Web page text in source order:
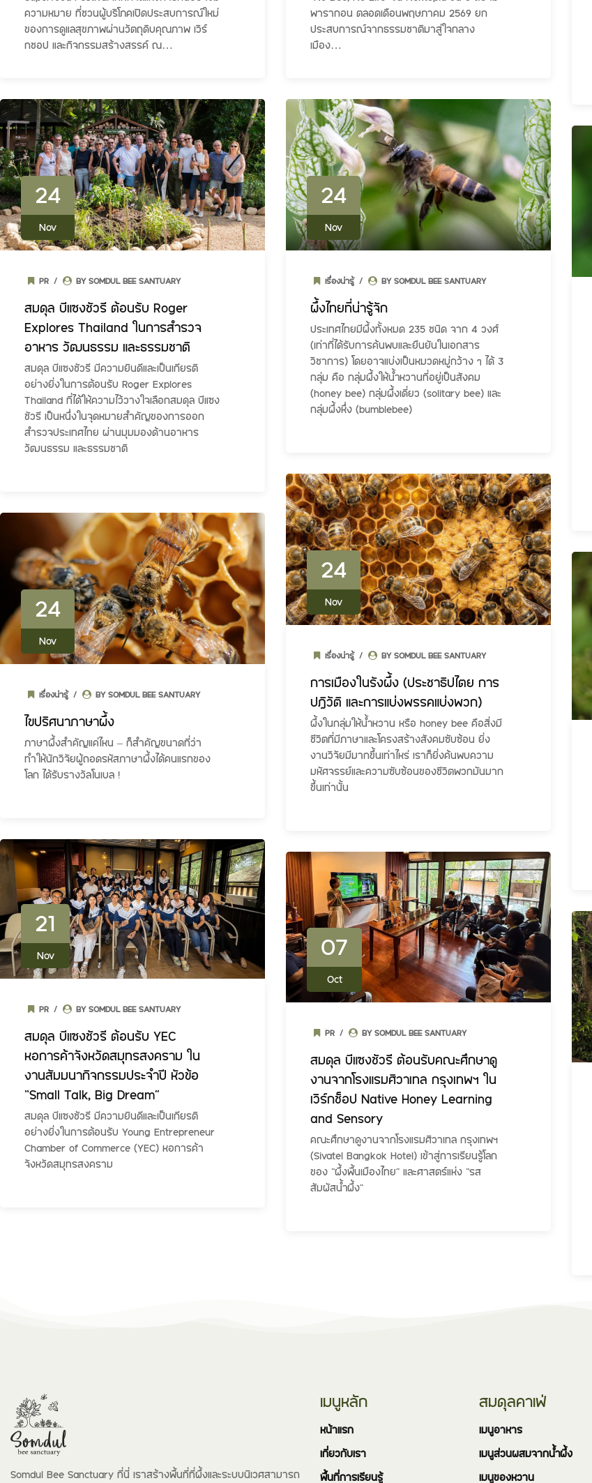
ความหมาย ที่ชวนผู้บริโภคเปิดประสบการณ์ใหม่
ของการดูแลสุขภาพผ่านวัตถุดิบคุณภาพ เวิร์
กชอป และกิจกรรมสร้างสรรค์ ณ…
พารากอน ตลอดเดือนพฤษภาคม 2569 ยก
ประสบการณ์จากธรรมชาติมาสู่ใจกลาง
เมือง…
24
Nov
PR BY SOMDUL BEE SANTUARY
สมดุล บีแซงชัวรี ต้อนรับ Roger
Explores Thailand ในการสำรวจ
อาหาร วัฒนธรรม และธรรมชาติ
สมดุล บีแซงชัวรี มีความยินดีและเป็นเกียรติ
อย่างยิ่งในการต้อนรับ Roger Explores
Thailand ที่ได้ให้ความไว้วางใจเลือกสมดุล บีแซง
ชัวรี เป็นหนึ่งในจุดหมายสำคัญของการออก
สำรวจประเทศไทย ผ่านมุมมองด้านอาหาร
วัฒนธรรม และธรรมชาติ
24
Nov
เรื่องน่ารู้ BY SOMDUL BEE SANTUARY
ผึ้งไทยที่น่ารู้จัก
ประเทศไทยมีผึ้งทั้งหมด 235 ชนิด จาก 4 วงศ์
(เท่าที่ได้รับการค้นพบและยืนยันในเอกสาร
วิชาการ) โดยอาจแบ่งเป็นหมวดหมู่กว้าง ๆ ได้ 3
กลุ่ม คือ กลุ่มผึ้งให้น้ำหวานที่อยู่เป็นสังคม
(honey bee) กลุ่มผึ้งเดี่ยว (solitary bee) และ
กลุ่มผึ้งหึ่ง (bumblebee)
24
Nov
เรื่องน่ารู้ BY SOMDUL BEE SANTUARY
การเมืองในรังผึ้ง (ประชาธิปไตย การ
ปฏิวัติ และการแบ่งพรรคแบ่งพวก)
ผึ้งในกลุ่มให้น้ำหวาน หรือ honey bee คือสิ่งมี
ชีวิตที่มีภาษาและโครงสร้างสังคมซับซ้อน ยิ่ง
งานวิจัยมีมากขึ้นเท่าไหร่ เราก็ยิ่งค้นพบความ
มหัศจรรย์และความซับซ้อนของชีวิตพวกมันมาก
ขึ้นเท่านั้น
24
Nov
เรื่องน่ารู้ BY SOMDUL BEE SANTUARY
ไขปริศนาภาษาผึ้ง
ภาษาผึ้งสำคัญแค่ไหน – ก็สำคัญขนาดที่ว่า
ทำให้นักวิจัยผู้ถอดรหัสภาษาผึ้งได้คนแรกของ
โลก ได้รับรางวัลโนเบล !
21
Nov
PR BY SOMDUL BEE SANTUARY
สมดุล บีแซงชัวรี ต้อนรับ YEC
หอการค้าจังหวัดสมุทรสงคราม ใน
งานสัมมนากิจกรรมประจำปี หัวข้อ
“Small Talk, Big Dream”
สมดุล บีแซงชัวรี มีความยินดีและเป็นเกียรติ
อย่างยิ่งในการต้อนรับ Young Entrepreneur
Chamber of Commerce (YEC) หอการค้า
จังหวัดสมุทรสงคราม
07
Oct
PR BY SOMDUL BEE SANTUARY
สมดุล บีแซงชัวรี ต้อนรับคณะศึกษาดู
งานจากโรงแรมศิวาเทล กรุงเทพฯ ใน
เวิร์กช็อป Native Honey Learning
and Sensory
คณะศึกษาดูงานจากโรงแรมศิวาเทล กรุงเทพฯ
(Sivatel Bangkok Hotel) เข้าสู่การเรียนรู้โลก
ของ “ผึ้งพื้นเมืองไทย” และศาสตร์แห่ง “รส
สัมผัสน้ำผึ้ง”
Somdul Bee Sanctuary ที่นี่ เราสร้างพื้นที่ที่ผึ้งและระบบนิเวศสามารถ
เมนูหลัก
หน้าแรก
เกี่ยวกับเรา
พื้นที่การเรียนรู้
สมดุลคาเฟ่
เมนูอาหาร
เมนูส่วนผสมจากน้ำผึ้ง
เมนูของหวาน